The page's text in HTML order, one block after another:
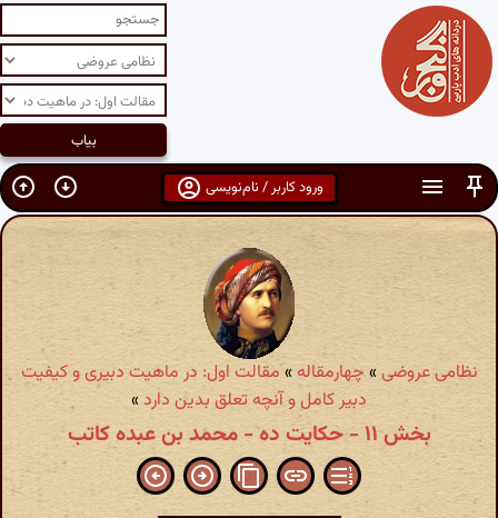
ورود کاربر / نام‌نویسی
نظامی عروضی» چهارمقاله»مقالت اول: در ماهیت دبیری و کیفیت
دبیر کامل و آنچه تعلق بدین دارد»
بخش ۱۱ - حکایت ده - محمد بن عبده کاتب